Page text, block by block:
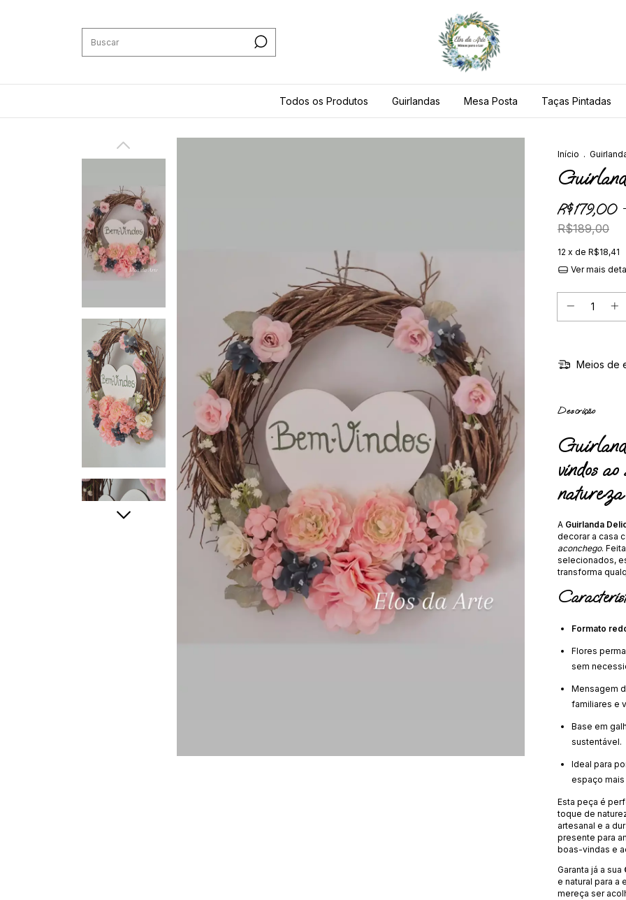
Todos os Produtos Guirlandas Mesa Posta Taças Pintadas
Início .
R$179,00 -
R$189,00
12 x de R$18,41
Ver mais
Meios de
Descrição
vindos
natureza
A Guirlanda
decorar a casa
aconchego.
selecionados,
transforma
Formato
Flores
sem
Mensagem
familiares e
Base em
sustentável.
Ideal para
espaço
Esta peça é
toque de
artesanal e a
presente para
boas-vindas e
Garanta já a sua
e natural para a
mereça ser